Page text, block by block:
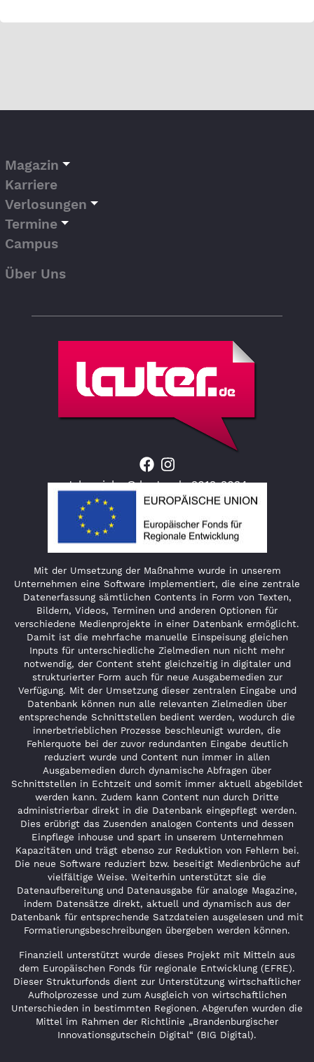
Magazin
Karriere
Verlosungen
Termine
Campus
Über Uns
Jahresjahr © lauter.de 2012-2024
Mit der Umsetzung der Maßnahme wurde in unserem
Unternehmen eine Software implementiert, die eine zentrale
Datenerfassung sämtlichen Contents in Form von Texten,
Bildern, Videos, Terminen und anderen Optionen für
verschiedene Medienprojekte in einer Datenbank ermöglicht.
Damit ist die mehrfache manuelle Einspeisung gleichen
Inputs für unterschiedliche Zielmedien nun nicht mehr
notwendig, der Content steht gleichzeitig in digitaler und
strukturierter Form auch für neue Ausgabemedien zur
Verfügung. Mit der Umsetzung dieser zentralen Eingabe und
Datenbank können nun alle relevanten Zielmedien über
entsprechende Schnittstellen bedient werden, wodurch die
innerbetrieblichen Prozesse beschleunigt wurden, die
Fehlerquote bei der zuvor redundanten Eingabe deutlich
reduziert wurde und Content nun immer in allen
Ausgabemedien durch dynamische Abfragen über
Schnittstellen in Echtzeit und somit immer aktuell abgebildet
werden kann. Zudem kann Content nun durch Dritte
administrierbar direkt in die Datenbank eingepflegt werden.
Dies erübrigt das Zusenden analogen Contents und dessen
Einpflege inhouse und spart in unserem Unternehmen
Kapazitäten und trägt ebenso zur Reduktion von Fehlern bei.
Die neue Software reduziert bzw. beseitigt Medienbrüche auf
vielfältige Weise. Weiterhin unterstützt sie die
Datenaufbereitung und Datenausgabe für analoge Magazine,
indem Datensätze direkt, aktuell und dynamisch aus der
Datenbank für entsprechende Satzdateien ausgelesen und mit
Formatierungsbeschreibungen übergeben werden können.
Finanziell unterstützt wurde dieses Projekt mit Mitteln aus
dem Europäischen Fonds für regionale Entwicklung (EFRE).
Dieser Strukturfonds dient zur Unterstützung wirtschaftlicher
Aufholprozesse und zum Ausgleich von wirtschaftlichen
Unterschieden in bestimmten Regionen. Abgerufen wurden die
Mittel im Rahmen der Richtlinie „Brandenburgischer
Innovationsgutschein Digital“ (BIG Digital).